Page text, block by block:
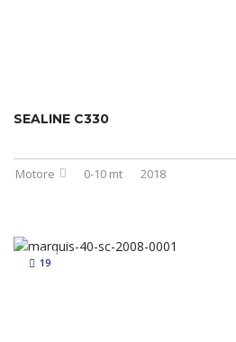
SEALINE C330
Motore 0-10 mt 2018
19